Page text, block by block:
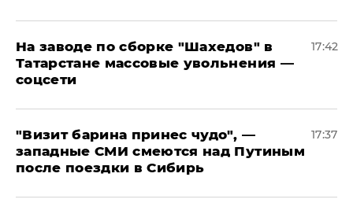
На заводе по сборке "Шахедов" в
Татарстане массовые увольнения —
соцсети
17:42
"Визит барина принес чудо", —
западные СМИ смеются над Путиным
после поездки в Сибирь
17:37